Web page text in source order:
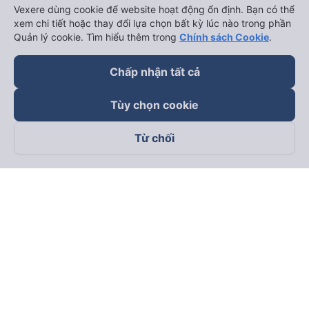
Theo dõi chúng tôi trên
Vexere dùng cookie để website hoạt động ổn định. Bạn có thể
xem chi tiết hoặc thay đổi lựa chọn bất kỳ lúc nào trong phần
Quản lý cookie. Tìm hiểu thêm trong Chính sách Cookie.
Chấp nhận tất cả
Tùy chọn cookie
Từ chối